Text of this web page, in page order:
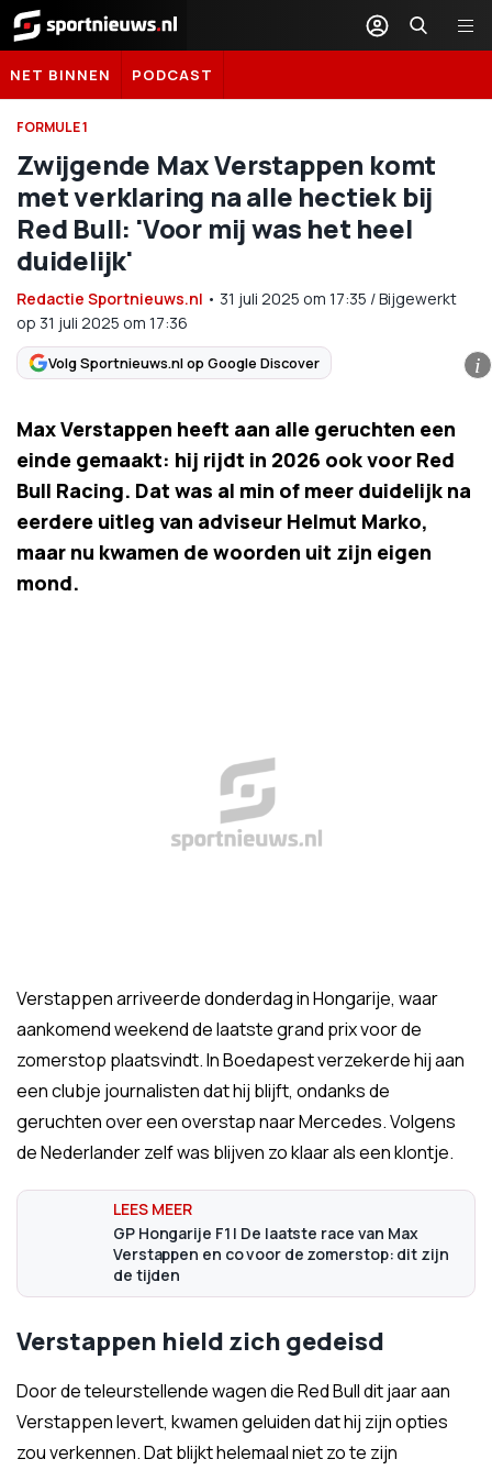
Sportnieuws.nl
NET BINNEN PODCAST
FORMULE 1
Zwijgende Max Verstappen komt
met verklaring na alle hectiek bij
Red Bull: 'Voor mij was het heel
duidelijk'
Redactie Sportnieuws.nl • 31 juli 2025 om 17:35 /Bijgewerkt
op 31 juli 2025 om 17:36
Volg Sportnieuws.nl op Google Discover i
Max Verstappen heeft aan alle geruchten een
einde gemaakt: hij rijdt in 2026 ook voor Red
Bull Racing. Dat was al min of meer duidelijk na
eerdere uitleg van adviseur Helmut Marko,
maar nu kwamen de woorden uit zijn eigen
mond.
Verstappen arriveerde donderdag in Hongarije, waar
aankomend weekend de laatste grand prix voor de
zomerstop plaatsvindt. In Boedapest verzekerde hij aan
een clubje journalisten dat hij blijft, ondanks de
geruchten over een overstap naar Mercedes. Volgens
de Nederlander zelf was blijven zo klaar als een klontje.
GP Hongarije F1 | De laatste race van Max
Verstappen en co voor de zomerstop: dit zijn
de tijden
Verstappen hield zich gedeisd
Door de teleurstellende wagen die Red Bull dit jaar aan
Verstappen levert, kwamen geluiden dat hij zijn opties
zou verkennen. Dat blijkt helemaal niet zo te zijn